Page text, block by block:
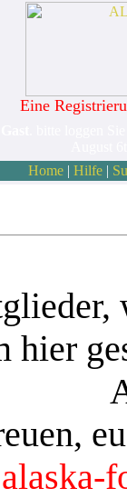
Eine
Home| Hilfe|